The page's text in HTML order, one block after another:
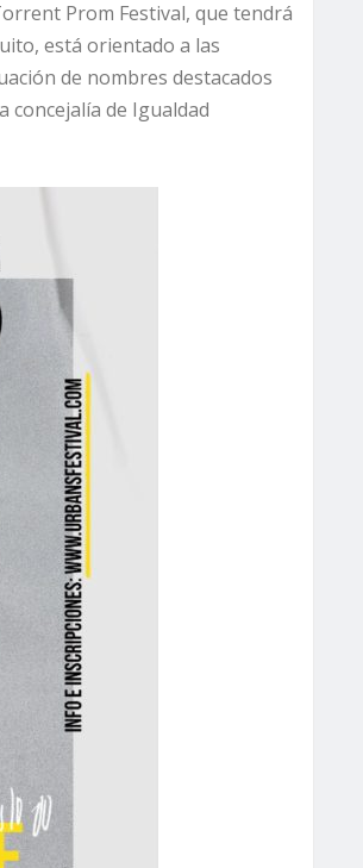
Prom Festival, que tendrá
está orientado a las
de nombres destacados
concejalía de Igualdad